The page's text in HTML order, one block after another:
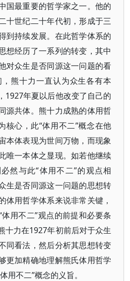
国最重要的哲学家之一。他的
十世纪二十年代初，形成于三
到持续发展。在此哲学体系的
想经历了一系列的转变，其中
对众生是否同源这一问题的看
熊十力一直认为众生各有本
1927年夏以后他改变了自己的
源共体。熊十力成熟的体用哲
核心，此“体用不二”概念在他
本体表现为世间万物，而现象
唯一本体之显现。如若他继续
然与此“体用不二”的观点相
生是否同源这一问题的思想转
体用哲学体系来说非常关键，
用不二”观点的前提和必要条
十力在1927年初前后对于众生
同看法，然后分析其思想转变
更加精确地理解熊氏体用哲学
用不二”概念的义旨。